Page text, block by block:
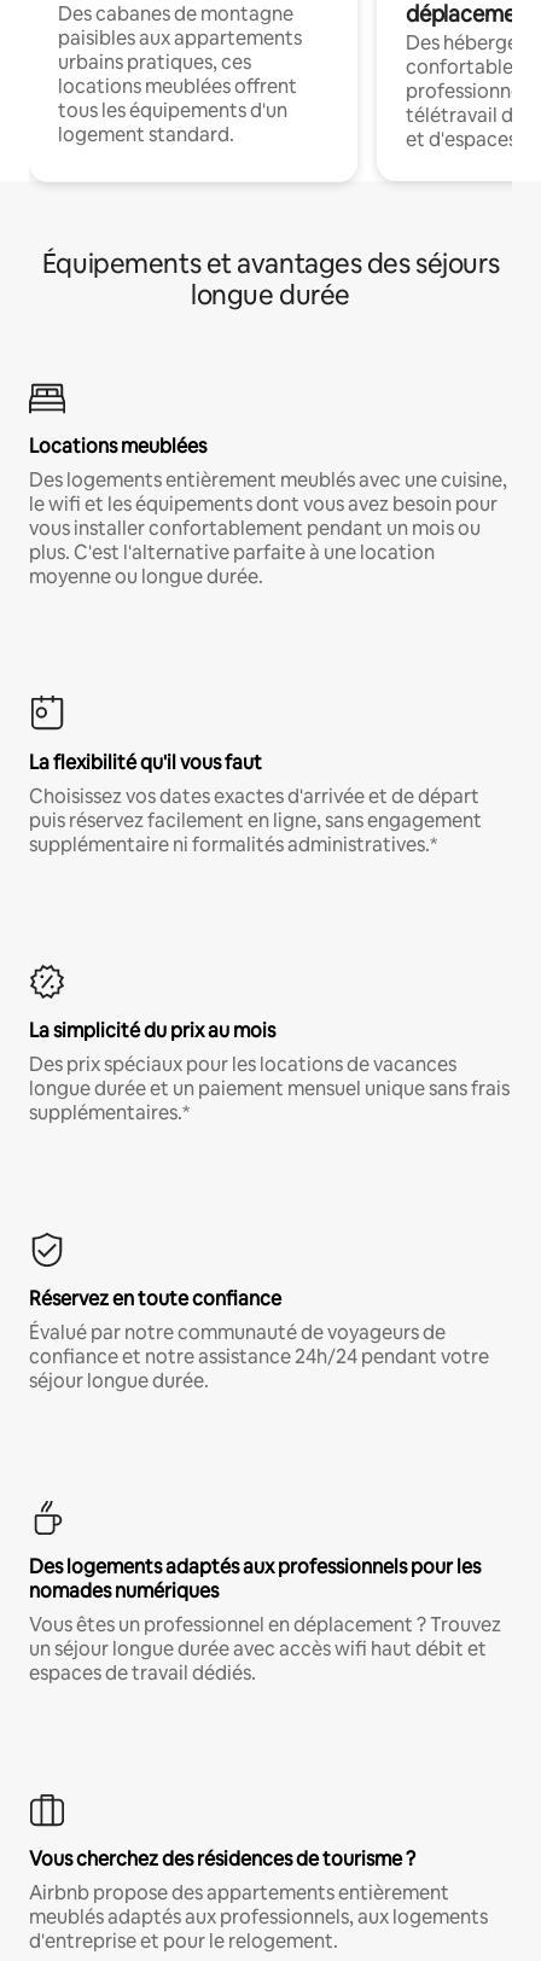
Des cabanes de montagne
paisibles aux appartements
urbains pratiques, ces
locations meublées offrent
tous les équipements d'un
logement standard.
déplacement
Des
confortables
professionnels
télétravail
et d'espaces
Équipements et avantages des séjours
longue durée
Locations meublées
Des logements entièrement meublés avec une cuisine,
le wifi et les équipements dont vous avez besoin pour
vous installer confortablement pendant un mois ou
plus. C'est l'alternative parfaite à une location
moyenne ou longue durée.
La flexibilité qu'il vous faut
Choisissez vos dates exactes d'arrivée et de départ
puis réservez facilement en ligne, sans engagement
supplémentaire ni formalités administratives.*
La simplicité du prix au mois
Des prix spéciaux pour les locations de vacances
longue durée et un paiement mensuel unique sans frais
supplémentaires.*
Réservez en toute confiance
Évalué par notre communauté de voyageurs de
confiance et notre assistance 24h/24 pendant votre
séjour longue durée.
Des logements adaptés aux professionnels pour les
nomades numériques
Vous êtes un professionnel en déplacement ? Trouvez
un séjour longue durée avec accès wifi haut débit et
espaces de travail dédiés.
Vous cherchez des résidences de tourisme ?
Airbnb propose des appartements entièrement
meublés adaptés aux professionnels, aux logements
d'entreprise et pour le relogement.